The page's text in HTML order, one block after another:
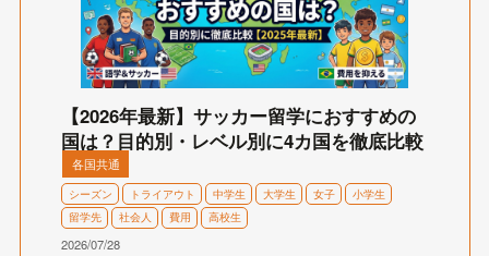
【2026年最新】サッカー留学におすすめの
国は？目的別・レベル別に4カ国を徹底比較
各国共通
シーズン トライアウト 中学生 大学生 女子
小学生
留学先
社会人 費用 高校生
2026/07/28